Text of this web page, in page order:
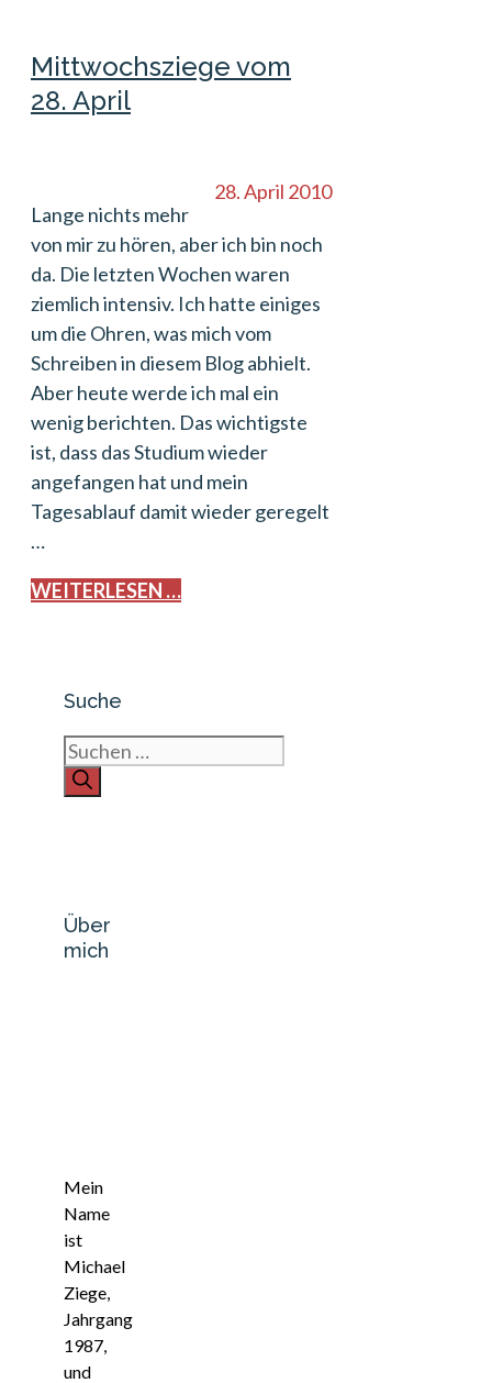
Mittwochsziege vom
28. April
28. April 2010
Lange nichts mehr
von mir zu hören, aber ich bin noch
da. Die letzten Wochen waren
ziemlich intensiv. Ich hatte einiges
um die Ohren, was mich vom
Schreiben in diesem Blog abhielt.
Aber heute werde ich mal ein
wenig berichten. Das wichtigste
ist, dass das Studium wieder
angefangen hat und mein
Tagesablauf damit wieder geregelt
…
WEITERLESEN …
Suche
Suchen
nach:
Über
mich
Mein
Name
ist
Michael
Ziege,
Jahrgang
1987,
und